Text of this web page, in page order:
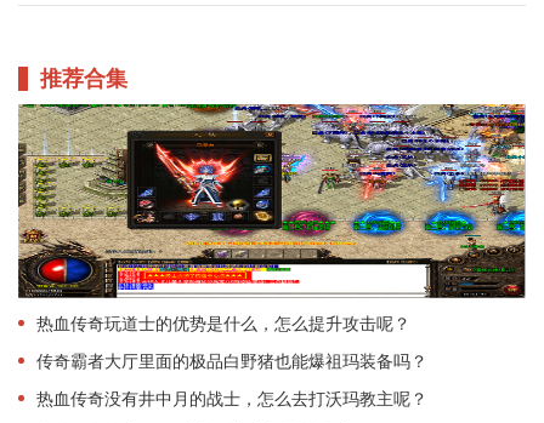
推荐合集
热血传奇玩道士的优势是什么，怎么提升攻击呢？
传奇霸者大厅里面的极品白野猪也能爆祖玛装备吗？
热血传奇没有井中月的战士，怎么去打沃玛教主呢？